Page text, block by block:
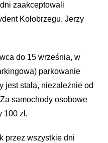
zaakceptowali
Kołobrzegu, Jerzy
do 15 września, w
parkowanie
jest stała, niezależnie od
samochody osobowe
100 zł.
przez wszystkie dni